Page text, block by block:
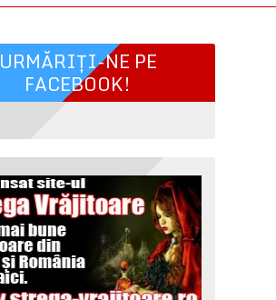
URMĂRIȚI-NE PE
FACEBOOK!